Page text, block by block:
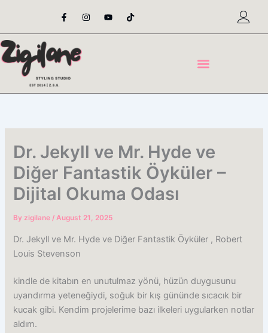
content
F
a
e
o
o
-
I
n
t
Y
o
t
T
i
t
Dr. Jekyll ve Mr. Hyde ve
Diğer Fantastik Öyküler –
Dijital Okuma Odası
Byzigilane/August 21, 2025
Dr. Jekyll ve Mr. Hyde ve Diğer Fantastik Öyküler , Robert
Louis Stevenson
kindle de kitabın en unutulmaz yönü, hüzün duygusunu
uyandırma yeteneğiydi, soğuk bir kış gününde sıcacık bir
kucak gibi. Kendim projelerime bazı ilkeleri uygularken notlar
aldım.